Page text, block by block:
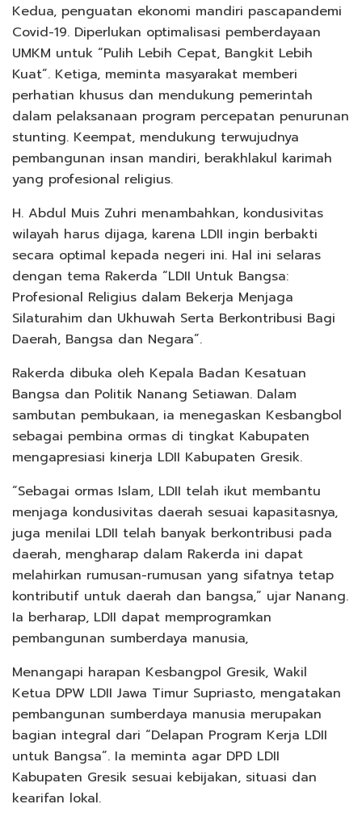
Kedua, penguatan ekonomi mandiri pascapandemi
Covid-19. Diperlukan optimalisasi pemberdayaan
UMKM untuk “Pulih Lebih Cepat, Bangkit Lebih
Kuat”. Ketiga, meminta masyarakat memberi
perhatian khusus dan mendukung pemerintah
dalam pelaksanaan program percepatan penurunan
stunting. Keempat, mendukung terwujudnya
pembangunan insan mandiri, berakhlakul karimah
yang profesional religius.
H. Abdul Muis Zuhri menambahkan, kondusivitas
wilayah harus dijaga, karena LDII ingin berbakti
secara optimal kepada negeri ini. Hal ini selaras
dengan tema Rakerda “LDII Untuk Bangsa:
Profesional Religius dalam Bekerja Menjaga
Silaturahim dan Ukhuwah Serta Berkontribusi Bagi
Daerah, Bangsa dan Negara”.
Rakerda dibuka oleh Kepala Badan Kesatuan
Bangsa dan Politik Nanang Setiawan. Dalam
sambutan pembukaan, ia menegaskan Kesbangbol
sebagai pembina ormas di tingkat Kabupaten
mengapresiasi kinerja LDII Kabupaten Gresik.
“Sebagai ormas Islam, LDII telah ikut membantu
menjaga kondusivitas daerah sesuai kapasitasnya,
juga menilai LDII telah banyak berkontribusi pada
daerah, mengharap dalam Rakerda ini dapat
melahirkan rumusan-rumusan yang sifatnya tetap
kontributif untuk daerah dan bangsa,” ujar Nanang.
Ia berharap, LDII dapat memprogramkan
pembangunan sumberdaya manusia,
Menangapi harapan Kesbangpol Gresik, Wakil
Ketua DPW LDII Jawa Timur Supriasto, mengatakan
pembangunan sumberdaya manusia merupakan
bagian integral dari “Delapan Program Kerja LDII
untuk Bangsa”. Ia meminta agar DPD LDII
Kabupaten Gresik sesuai kebijakan, situasi dan
kearifan lokal.